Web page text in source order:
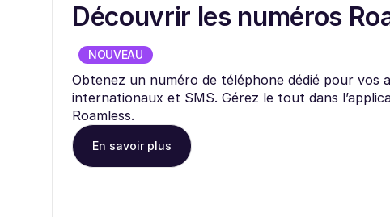
Découvrir les numéros
NOUVEAU
Obtenez un numéro de téléphone dédié pour vos
internationaux et SMS. Gérez le tout dans
Roamless.
En savoir plus